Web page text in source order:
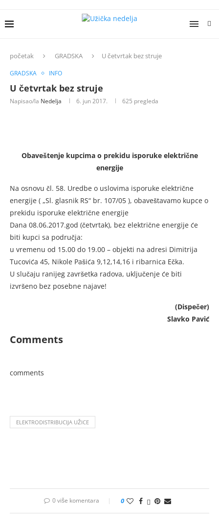
početak GRADSKA U četvrtak bez struje
GRADSKA INFO
U četvrtak bez struje
Napisao/la Nedelja 6. jun 2017. 625 pregleda
Obaveštenje kupcima o prekidu isporuke električne
energije
Na osnovu čl. 58. Uredbe o uslovima isporuke električne
energije ( „Sl. glasnik RS“ br. 107/05 ), obaveštavamo kupce o
prekidu isporuke električne energije
Dana 08.06.2017.god (četvrtak), bez električne energije će
biti kupci sa područja:
u vremenu od 15.00 do 19.00 – objekti na adresi Dimitrija
Tucovića 45, Nikole Pašića 9,12,14,16 i ribarnica Ečka.
U slučaju ranijeg završetka radova, uključenje će biti
izvršeno bez posebne najave!
(Dispečer)
Slavko Pavić
Comments
comments
ELEKTRODISTRIBUCIJA UŽICE
0 više komentara 0